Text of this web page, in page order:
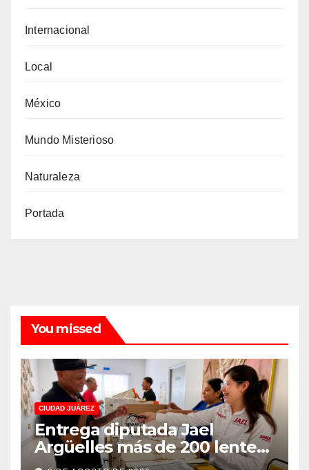
Internacional
Local
México
Mundo Misterioso
Naturaleza
Portada
You missed
CIUDAD JUÁREZ
Entrega diputada Jael
Argüelles más de 200 lentes
gratuitos en Puerto La Paz